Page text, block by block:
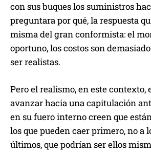
con sus buques los suministros
preguntara por qué, la respuesta
misma del gran conformista: el
oportuno, los costos son
ser realistas.
Pero el realismo, en este contexto,
avanzar hacia una capitulación
en su fuero interno creen que
los que pueden caer primero, no a
últimos, que podrían ser ellos